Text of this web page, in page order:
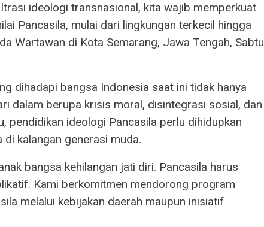
ideologi transnasional, kita wajib memperkuat
Pancasila, mulai dari lingkungan terkecil hingga
Wartawan di Kota Semarang, Jawa Tengah, Sabtu
dihadapi bangsa Indonesia saat ini tidak hanya
dalam berupa krisis moral, disintegrasi sosial, dan
pendidikan ideologi Pancasila perlu dihidupkan
kalangan generasi muda.
bangsa kehilangan jati diri. Pancasila harus
Kami berkomitmen mendorong program
melalui kebijakan daerah maupun inisiatif